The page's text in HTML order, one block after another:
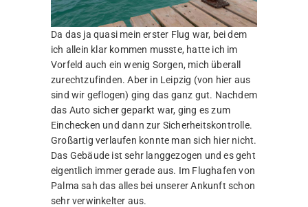
Da das ja quasi mein erster Flug war, bei dem
ich allein klar kommen musste, hatte ich im
Vorfeld auch ein wenig Sorgen, mich überall
zurechtzufinden. Aber in Leipzig (von hier aus
sind wir geflogen) ging das ganz gut. Nachdem
das Auto sicher geparkt war, ging es zum
Einchecken und dann zur Sicherheitskontrolle.
Großartig verlaufen konnte man sich hier nicht.
Das Gebäude ist sehr langgezogen und es geht
eigentlich immer gerade aus. Im Flughafen von
Palma sah das alles bei unserer Ankunft schon
sehr verwinkelter aus.